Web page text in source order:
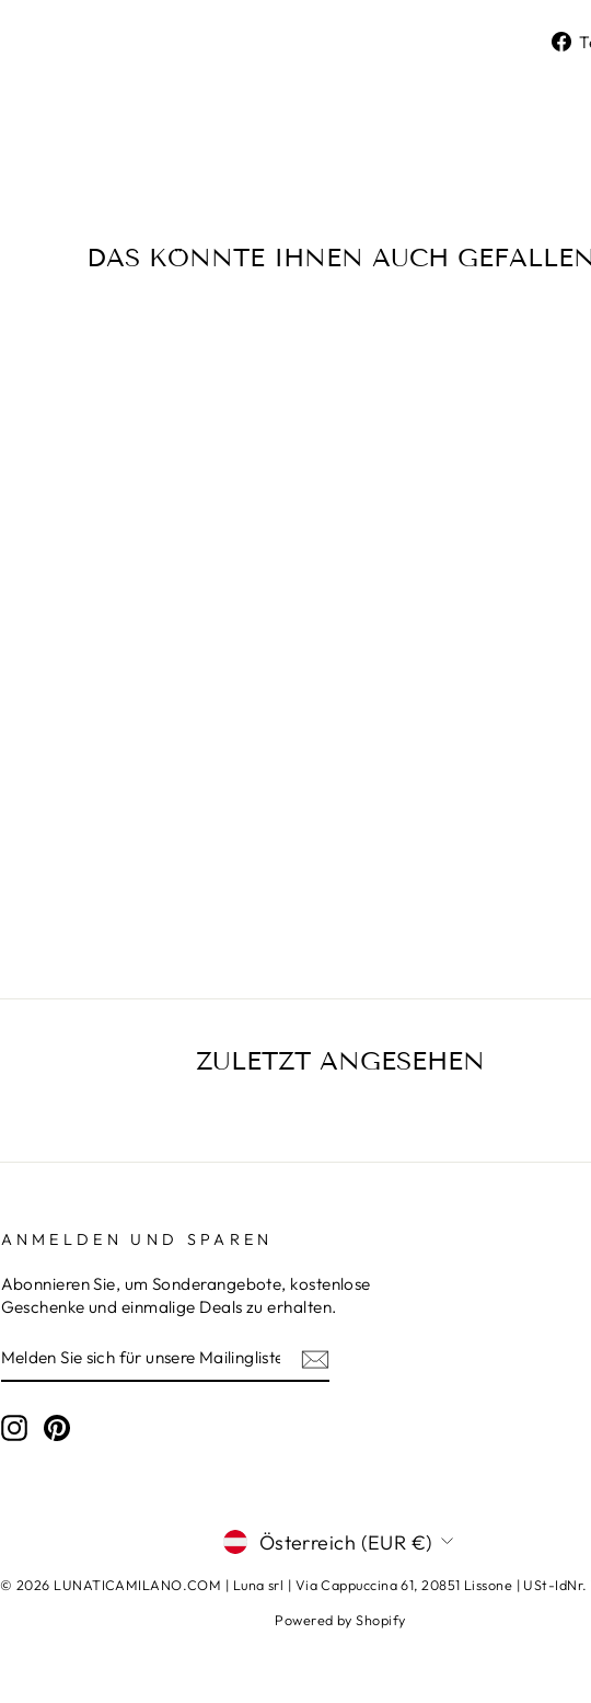
DAS KÖNNTE IHNEN AUCH GEFALLEN
ZULETZT ANGESEHEN
ANMELDEN UND SPAREN
Abonnieren Sie, um Sonderangebote, kostenlose
Geschenke und einmalige Deals zu erhalten.
SIE
SICH
UNSERE
MAILINGLISTE
InstagramPinterest
WÄHRUNG
Österreich (EUR €)
© 2026 LUNATICAMILANO.COM | Luna srl | Via Cappuccina 61, 20851 Lissone | USt-
Powered by Shopify